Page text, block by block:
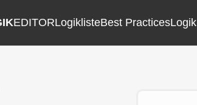
EDITORLogiklisteBest Practices